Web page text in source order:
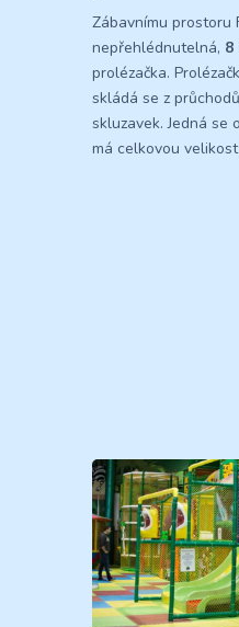
Zábavnímu prostoru
nepřehlédnutelná, 8
prolézačka.
skládá se z
skluzavek. Jedná se
má celkovou